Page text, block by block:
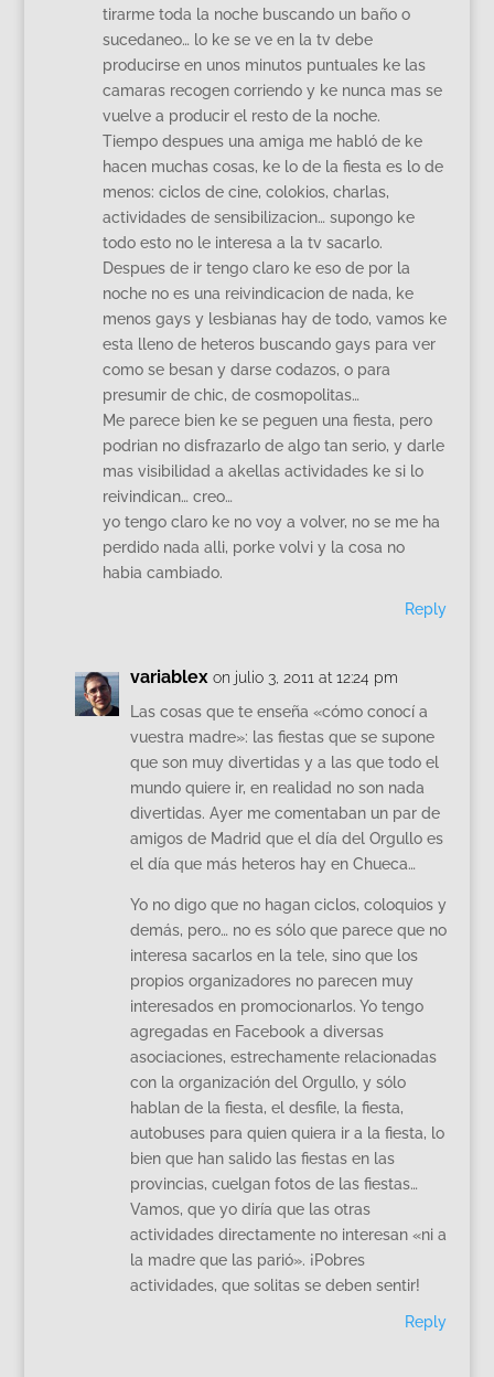
tirarme toda la noche buscando un baño o
sucedaneo… lo ke se ve en la tv debe
producirse en unos minutos puntuales ke las
camaras recogen corriendo y ke nunca mas se
vuelve a producir el resto de la noche.
Tiempo despues una amiga me habló de ke
hacen muchas cosas, ke lo de la fiesta es lo de
menos: ciclos de cine, colokios, charlas,
actividades de sensibilizacion… supongo ke
todo esto no le interesa a la tv sacarlo.
Despues de ir tengo claro ke eso de por la
noche no es una reivindicacion de nada, ke
menos gays y lesbianas hay de todo, vamos ke
esta lleno de heteros buscando gays para ver
como se besan y darse codazos, o para
presumir de chic, de cosmopolitas…
Me parece bien ke se peguen una fiesta, pero
podrian no disfrazarlo de algo tan serio, y darle
mas visibilidad a akellas actividades ke si lo
reivindican… creo…
yo tengo claro ke no voy a volver, no se me ha
perdido nada alli, porke volvi y la cosa no
habia cambiado.
Reply
variablex on julio 3, 2011 at 12:24 pm
Las cosas que te enseña «cómo conocí a
vuestra madre»: las fiestas que se supone
que son muy divertidas y a las que todo el
mundo quiere ir, en realidad no son nada
divertidas. Ayer me comentaban un par de
amigos de Madrid que el día del Orgullo es
el día que más heteros hay en Chueca…
Yo no digo que no hagan ciclos, coloquios y
demás, pero… no es sólo que parece que no
interesa sacarlos en la tele, sino que los
propios organizadores no parecen muy
interesados en promocionarlos. Yo tengo
agregadas en Facebook a diversas
asociaciones, estrechamente relacionadas
con la organización del Orgullo, y sólo
hablan de la fiesta, el desfile, la fiesta,
autobuses para quien quiera ir a la fiesta, lo
bien que han salido las fiestas en las
provincias, cuelgan fotos de las fiestas…
Vamos, que yo diría que las otras
actividades directamente no interesan «ni a
la madre que las parió». ¡Pobres
actividades, que solitas se deben sentir!
Reply